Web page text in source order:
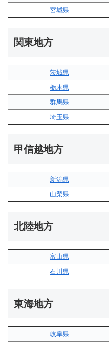
宮城県
関東地方
茨城県
栃木県
群馬県
埼玉県
甲信越地方
新潟県
山梨県
北陸地方
富山県
石川県
東海地方
岐阜県